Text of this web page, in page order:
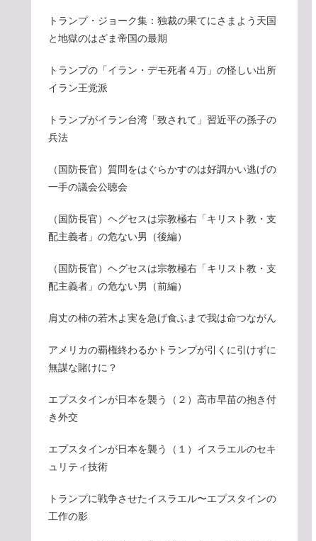
トランプ・ジョーク集：独裁の果てにさまよう天国
と地獄のはざま帝国の最期
トランプの「イラン・デモ死者４万」の怪しい出所
イラン王党派
トランプがイラン台湾「致されて」習近平の孫子の
兵法
（国防長官）質問をはぐらかすのは好調かい逃げの
一手の議会公聴会
（国防長官）ヘグセスは宗教極右「キリスト教・支
配主義者」の危ない男（後編）
（国防長官）ヘグセスは宗教極右「キリスト教・支
配主義者」の危ない男（前編）
肩丈の柿の若木よ実を急げ食ふまで我は命つながん
アメリカの覇権終わるかトランプが引くに引けずに
無謀な賭けに？
エプスタインが日本を襲う（２）高市早苗の抱き付
き外交
エプスタインが日本を襲う（１）イスラエルのセキ
ュリティ技術
トランプに戦争させたイスラエル〜エプスタインの
工作の影